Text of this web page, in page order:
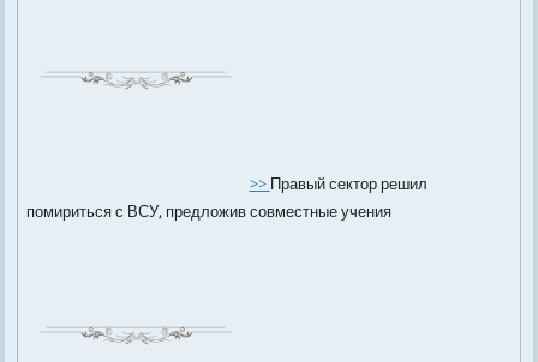
>>Правый сектор решил
помириться с ВСУ, предложив совместные учения